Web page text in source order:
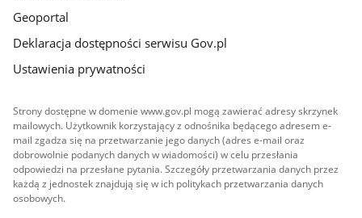
Geoportal
Deklaracja dostępności serwisu Gov.pl
Ustawienia prywatności
Strony dostępne w domenie www.gov.pl mogą zawierać adresy skrzynek
mailowych. Użytkownik korzystający z odnośnika będącego adresem e-
mail zgadza się na przetwarzanie jego danych (adres e-mail oraz
dobrowolnie podanych danych w wiadomości) w celu przesłania
odpowiedzi na przesłane pytania. Szczegóły przetwarzania danych przez
każdą z jednostek znajdują się w ich politykach przetwarzania danych
osobowych.